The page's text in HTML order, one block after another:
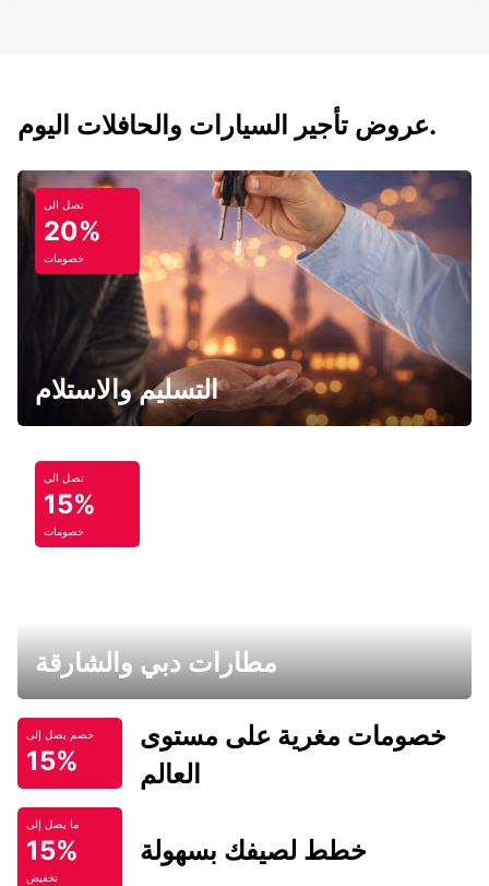
عروض تأجير السيارات والحافلات اليوم.
تصل الى
20%
خصومات
التسليم والاستلام
تصل الى
15%
خصومات
مطارات دبي والشارقة
خصم يصل إلى
15%
خصومات مغرية على مستوى
العالم
ما يصل إلى
15%
تخفيض
خطط لصيفك بسهولة